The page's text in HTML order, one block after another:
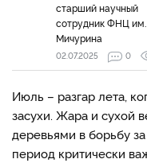
старший научный
сотрудник ФНЦ им.
Мичурина
02.07.2025 0
Июль – разгар лета,
засухи. Жара и сухой
деревьями в борьбу
период критически